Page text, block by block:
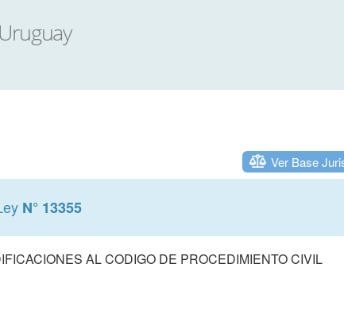
Ver Base
N° 13355
AL CODIGO DE PROCEDIMIENTO CIVIL